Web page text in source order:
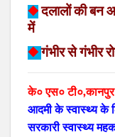
◆दलालों की बन
में
◆गंभीर से गंभीर
के० एस० टी०,कानपुर
आदमी के स्वास्थ्य के
सरकारी स्वास्थ्य